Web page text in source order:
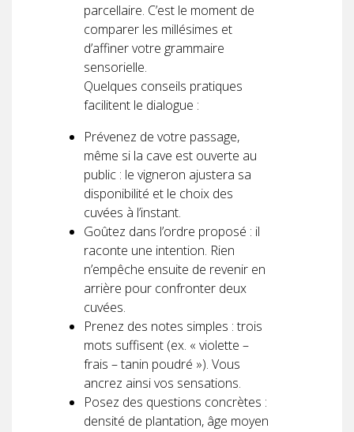
parcellaire. C’est le moment de
comparer les millésimes et
d’affiner votre grammaire
sensorielle.
Quelques conseils pratiques
facilitent le dialogue :
Prévenez de votre passage,
même si la cave est ouverte au
public : le vigneron ajustera sa
disponibilité et le choix des
cuvées à l’instant.
Goûtez dans l’ordre proposé : il
raconte une intention. Rien
n’empêche ensuite de revenir en
arrière pour confronter deux
cuvées.
Prenez des notes simples : trois
mots suffisent (ex. « violette –
frais – tanin poudré »). Vous
ancrez ainsi vos sensations.
Posez des questions concrètes :
densité de plantation, âge moyen